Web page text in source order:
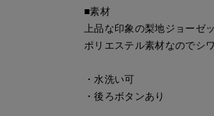
■素材
上品な印象の梨地ジョーゼ
ポリエステル素材なのでシ
・水洗い可
・後ろボタンあり